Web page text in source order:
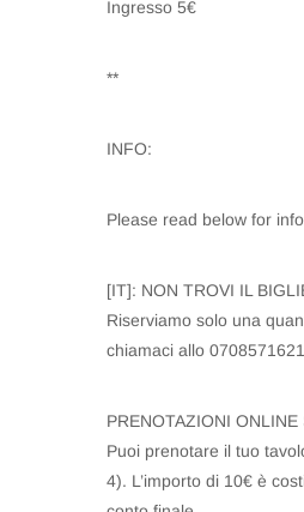
Ingresso 5€
**
INFO:
Please read below for
[IT]: NON TROVI IL
Riserviamo solo una
chiamaci allo
PRENOTAZIONI
Puoi prenotare il tuo
4). L’importo di 10€ è